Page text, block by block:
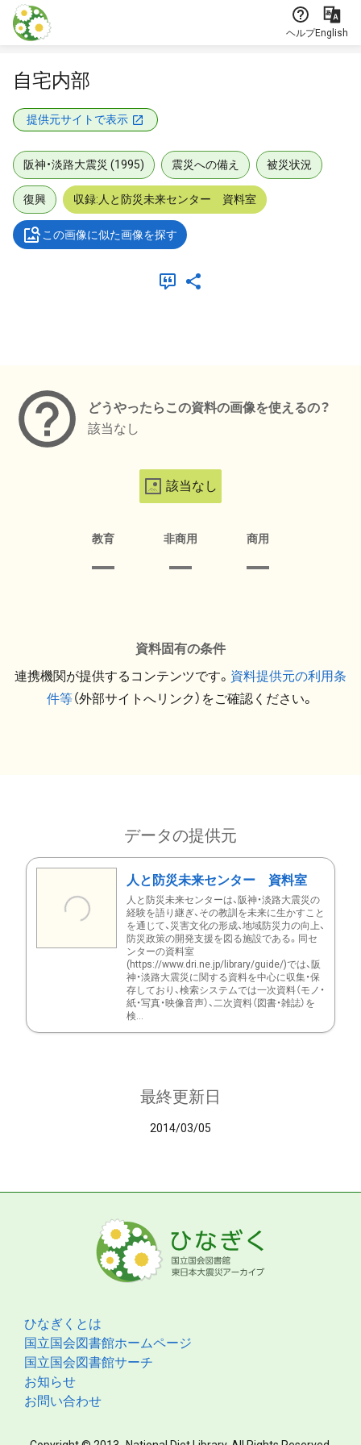
本文に飛ぶ
ヘルプEnglish
自宅内部
提供元サイトで表示
阪神・淡路大震災 (1995) 震災への備え 被災状況
復興 収録:人と防災未来センター 資料室
この画像に似た画像を探す
どうやったらこの資料の画像を使えるの？
該当なし
該当なし
教育 非商用 商用
資料固有の条件
連携機関が提供するコンテンツです。 資料提供元の利用条
件等（外部サイトへリンク）をご確認ください。
データの提供元
人と防災未来センター 資料室
人と防災未来センターは、阪神・淡路大震災の
経験を語り継ぎ、その教訓を未来に生かすこと
を通じて、災害文化の形成、地域防災力の向上、
防災政策の開発支援を図る施設である。同セ
ンターの資料室
(https://www.dri.ne.jp/library/guide/)では、阪
神・淡路大震災に関する資料を中心に収集・保
存しており、検索システムでは一次資料（モノ・
紙・写真・映像音声）、二次資料（図書・雑誌）を
検...
最終更新日
2014/03/05
ひなぎくとは
国立国会図書館ホームページ
国立国会図書館サーチ
お知らせ
お問い合わせ